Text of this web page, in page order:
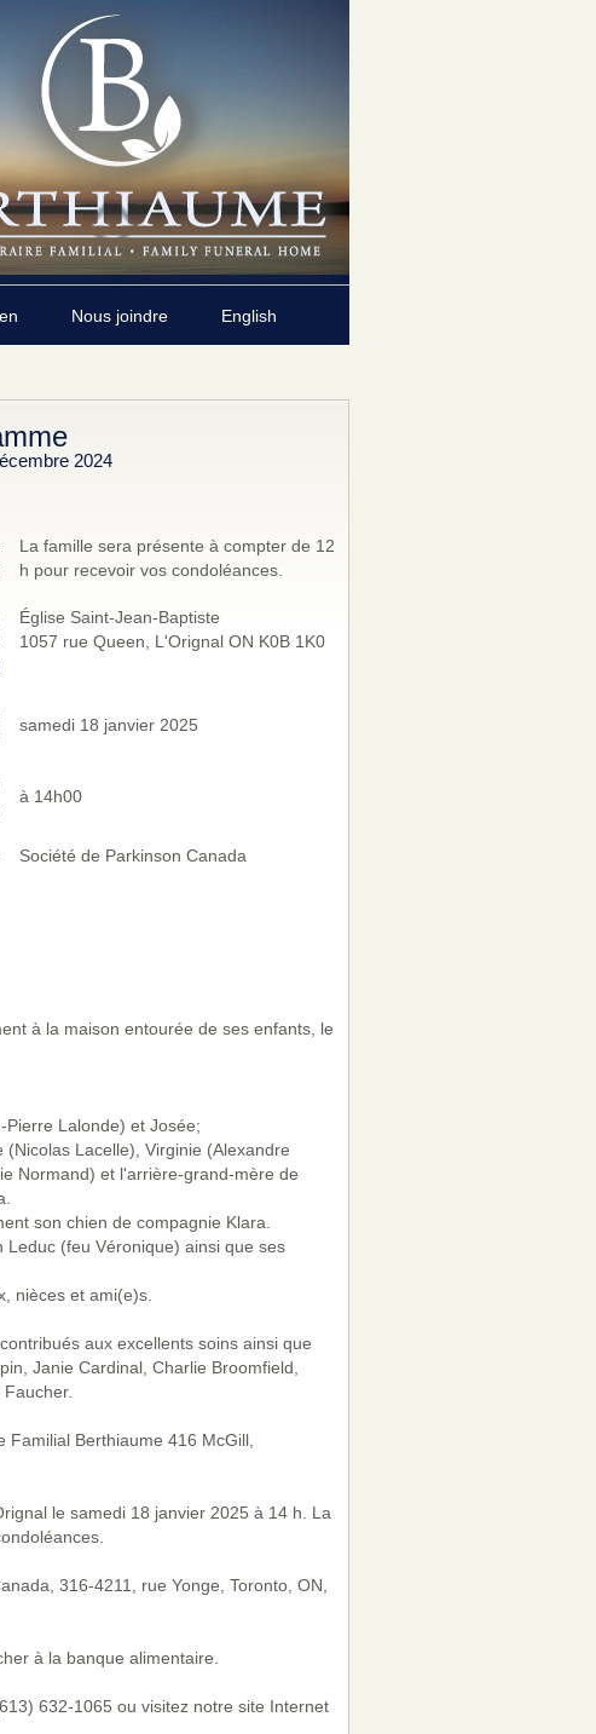
Nous joindre English
2024
La famille sera présente à compter de 12
h pour recevoir vos condoléances.
Église Saint-Jean-Baptiste
1057 rue Queen, L'Orignal ON K0B 1K0
samedi 18 janvier 2025
à 14h00
Société de Parkinson Canada
à la maison entourée de ses enfants, le
Lalonde) et Josée;
Lacelle), Virginie (Alexandre
Normand) et l'arrière-grand-mère de
son chien de compagnie Klara.
(feu Véronique) ainsi que ses
nièces et ami(e)s.
aux excellents soins ainsi que
Janie Cardinal, Charlie Broomfield,
Berthiaume 416 McGill,
le samedi 18 janvier 2025 à 14 h. La
316-4211, rue Yonge, Toronto, ON,
à la banque alimentaire.
632-1065 ou visitez notre site Internet